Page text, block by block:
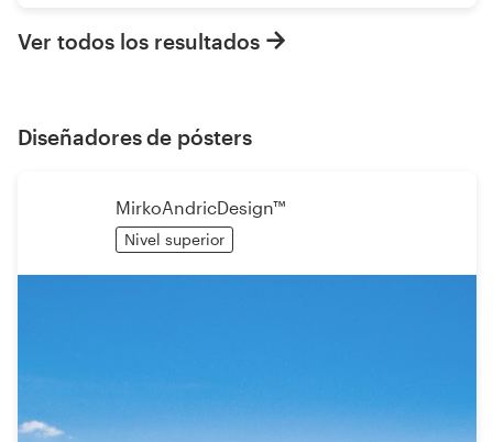
Ver todos los resultados
Diseñadores de pósters
MirkoAndricDesign™
Nivel superior